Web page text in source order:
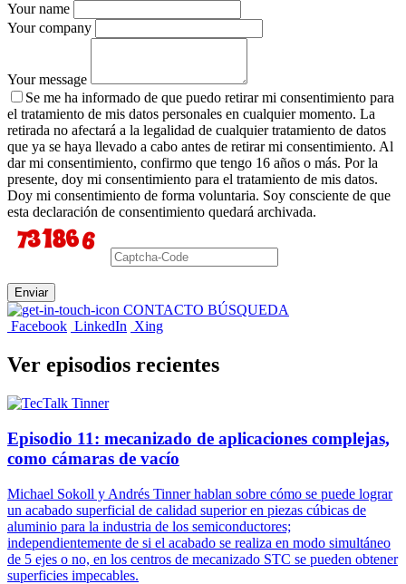
Your name
Your company
Your message
Se me ha informado de que puedo retirar mi consentimiento para
el tratamiento de mis datos personales en cualquier momento. La
retirada no afectará a la legalidad de cualquier tratamiento de datos
que ya se haya llevado a cabo antes de retirar mi consentimiento. Al
dar mi consentimiento, confirmo que tengo 16 años o más. Por la
presente, doy mi consentimiento para el tratamiento de mis datos.
Doy mi consentimiento de forma voluntaria. Soy consciente de que
esta declaración de consentimiento quedará archivada.
Enviar
CONTACTO BÚSQUEDA
Facebook LinkedIn Xing
Ver episodios recientes
Episodio 11: mecanizado de aplicaciones complejas,
como cámaras de vacío
Michael Sokoll y Andrés Tinner hablan sobre cómo se puede lograr
un acabado superficial de calidad superior en piezas cúbicas de
aluminio para la industria de los semiconductores;
independientemente de si el acabado se realiza en modo simultáneo
de 5 ejes o no, en los centros de mecanizado STC se pueden obtener
superficies impecables.